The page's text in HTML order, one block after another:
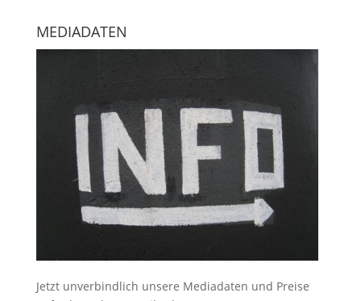
MEDIADATEN
Jetzt unverbindlich unsere Mediadaten und Preise